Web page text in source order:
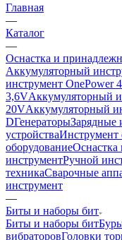
Главная
—
Каталог
—
Оснастка и
Аккумуляторный
инструмент OnePower
3,6VАккумуляторный
20VАккумуляторный
DГенераторыЗарядные
устройстваИнструмент
оборудованиеОснастка
инструментРучной
техникаСварочные
инструмент
—
Биты и наборы бит
Биты и наборы бит
вибраторовГоловки